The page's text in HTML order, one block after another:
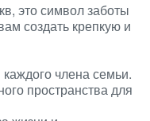
это символ заботы
создать крепкую и
члена семьи.
пространства для